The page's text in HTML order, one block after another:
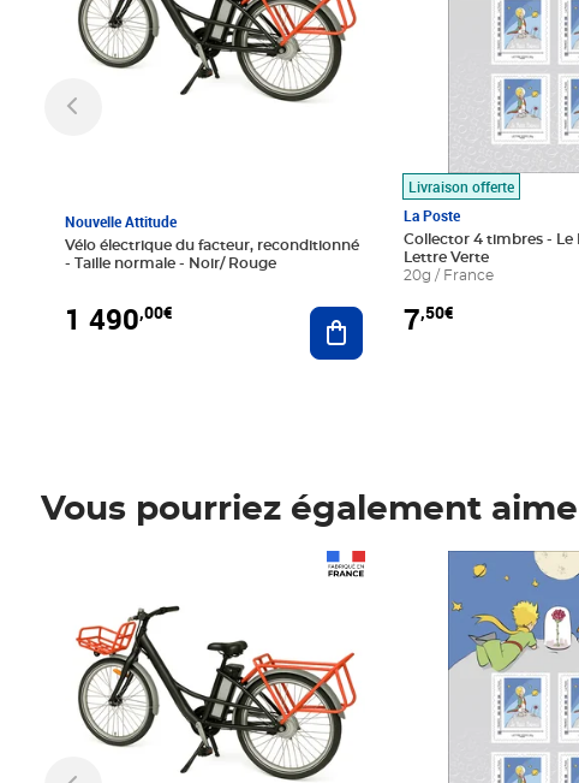
Nouvelle Attitude
Vélo électrique du facteur, reconditionné
- Taille normale - Noir/ Rouge
1 490,00€ Ajouter au panier
Livraison offerte
La Poste
Collector 4 timbres - Le
Lettre Verte
20g / France
7,50€
Vous pourriez également
Prix 7,50€